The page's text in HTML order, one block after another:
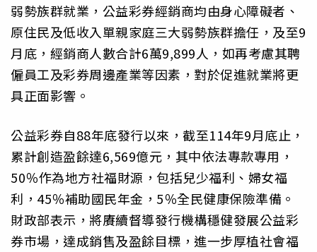
弱勢族群就業，公益彩券經銷商均由身心障礙者、
原住民及低收入單親家庭三大弱勢族群擔任，及至9
月底，經銷商人數合計6萬9,899人，如再考慮其聘
僱員工及彩券周邊產業等因素，對於促進就業將更
具正面影響。
公益彩券自88年底發行以來，截至114年9月底止，
累計創造盈餘達6,569億元，其中依法專款專用，
50％作為地方社福財源，包括兒少福利、婦女福
利，45％補助國民年金，5％全民健康保險準備。
財政部表示，將賡續督導發行機構穩健發展公益彩
券市場，達成銷售及盈餘目標，進一步厚植社會福